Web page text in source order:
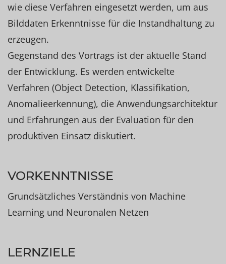
wie diese Verfahren eingesetzt werden, um aus
Bilddaten Erkenntnisse für die Instandhaltung zu
erzeugen.
Gegenstand des Vortrags ist der aktuelle Stand
der Entwicklung. Es werden entwickelte
Verfahren (Object Detection, Klassifikation,
Anomalieerkennung), die Anwendungsarchitektur
und Erfahrungen aus der Evaluation für den
produktiven Einsatz diskutiert.
VORKENNTNISSE
Grundsätzliches Verständnis von Machine
Learning und Neuronalen Netzen
LERNZIELE